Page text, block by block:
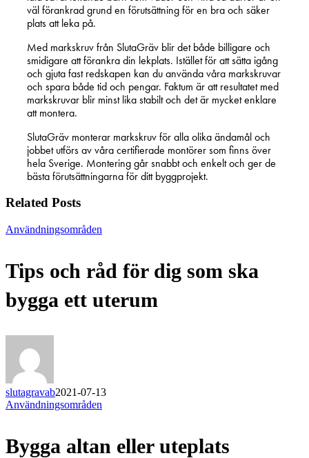
väl förankrad grund en förutsättning för en bra och säker
plats att leka på.
Med markskruv från SlutaGräv blir det både billigare och
smidigare att förankra din lekplats. Istället för att sätta igång
och gjuta fast redskapen kan du använda våra markskruvar
och spara både tid och pengar. Faktum är att resultatet med
markskruvar blir minst lika stabilt och det är mycket enklare
att montera.
SlutaGräv monterar markskruv för alla olika ändamål och
jobbet utförs av våra certifierade montörer som finns över
hela Sverige. Montering går snabbt och enkelt och ger de
bästa förutsättningarna för ditt byggprojekt.
Related Posts
Användningsområden
för
dig
ska
Tips och råd för dig som ska
bygga ett uterum
slutagravab2021-07-13
Användningsområden
uteplats
Bygga altan eller uteplats